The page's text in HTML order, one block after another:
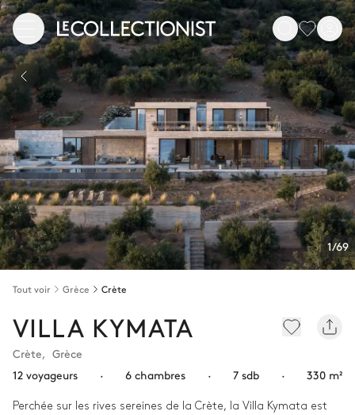
1/69
Tout voir Grèce Crète
VILLA KYMATA
Crète, Grèce
12 voyageurs
· 6 chambres · 7 sdb · 330 m²
Perchée sur les rives sereines de la Crète, la Villa Kymata est